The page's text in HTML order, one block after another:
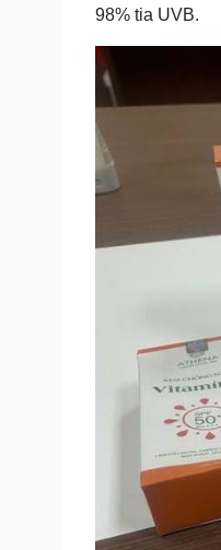
98% tia UVB.